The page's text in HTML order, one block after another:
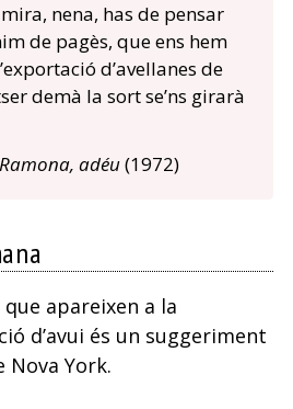
nena, has de pensar
de pagès, que ens hem
d’avellanes de
demà la sort se’ns girarà
Ramona, adéu(1972)
apareixen a la
d’avui és un suggeriment
Nova York.